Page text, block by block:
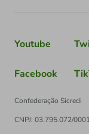
Youtube
Facebook
Confederação Sicredi
CNPJ: 03.795.072/